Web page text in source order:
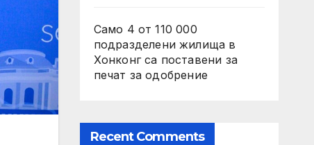
Само 4 от 110 000
подразделени жилища в
Хонконг са поставени за
печат за одобрение
Recent Comments